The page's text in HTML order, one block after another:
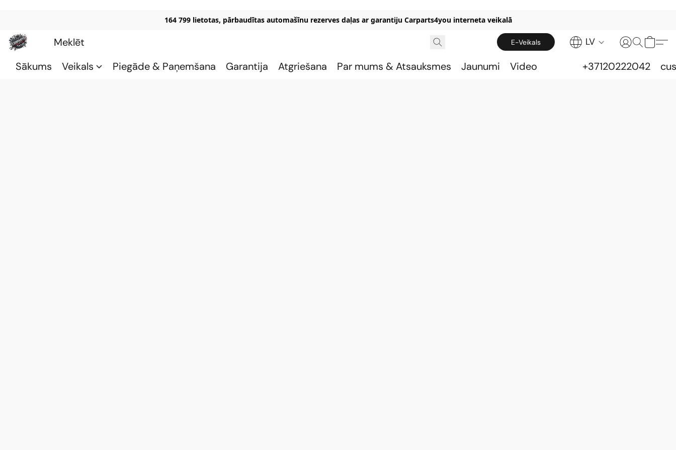
164 799 lietotas, pārbaudītas automašīnu rezerves daļas ar garantiju Carparts4you interneta veikalā
E-Veikals LV
Sākums Veikals Piegāde & Paņemšana Garantija Atgriešana Par mums & Atsauksmes Jaunumi Video +37120222042